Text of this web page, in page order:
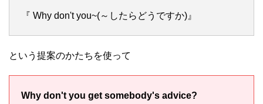
『 Why don't you~(～したらどうですか)』
という提案のかたちを使って
Why don't you get somebody's advice?